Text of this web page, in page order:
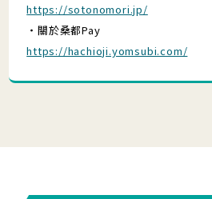
https://sotonomori.jp/
・關於桑都Pay
https://hachioji.yomsubi.com/